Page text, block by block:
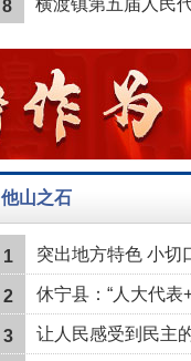
8
他山之石
1 突出地方特色 小切
2 休宁县：“人大代表
3 让人民感受到民主